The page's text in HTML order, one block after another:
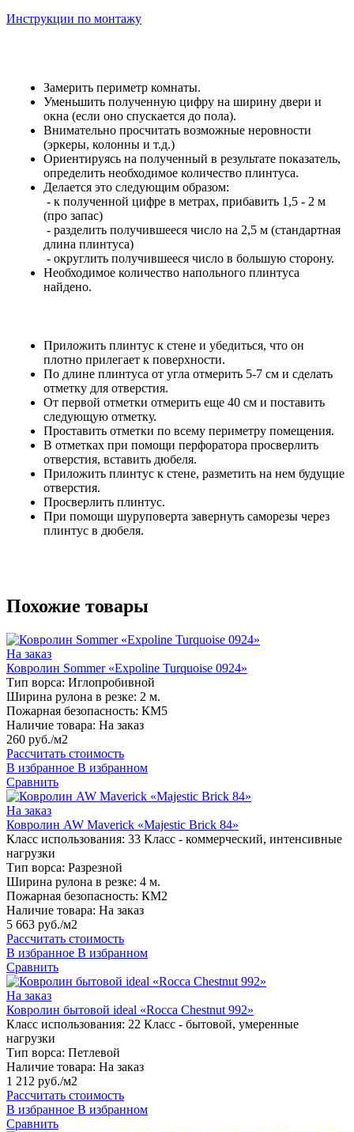
Инструкции по монтажу
Замерить периметр комнаты.
Уменьшить полученную цифру на ширину двери и
окна (если оно спускается до пола).
Внимательно просчитать возможные неровности
(эркеры, колонны и т.д.)
Ориентируясь на полученный в результате показатель,
определить необходимое количество плинтуса.
Делается это следующим образом:
- к полученной цифре в метрах, прибавить 1,5 - 2 м
(про запас)
- разделить получившееся число на 2,5 м (стандартная
длина плинтуса)
- округлить получившееся число в большую сторону.
Необходимое количество напольного плинтуса
найдено.
Приложить плинтус к стене и убедиться, что он
плотно прилегает к поверхности.
По длине плинтуса от угла отмерить 5-7 см и сделать
отметку для отверстия.
От первой отметки отмерить еще 40 см и поставить
следующую отметку.
Проставить отметки по всему периметру помещения.
В отметках при помощи перфоратора просверлить
отверстия, вставить дюбеля.
Приложить плинтус к стене, разметить на нем будущие
отверстия.
Просверлить плинтус.
При помощи шуруповерта завернуть саморезы через
плинтус в дюбеля.
Похожие товары
На заказ
Ковролин Sommer «Expoline Turquoise 0924»
Тип ворса: Иглопробивной
Ширина рулона в резке: 2 м.
Пожарная безопасность: КМ5
Наличие товара: На заказ
260 руб./м2
Рассчитать стоимость
В избранное В избранном
Сравнить
На заказ
Ковролин AW Maverick «Majestic Brick 84»
Класс использования: 33 Класс - коммерческий, интенсивные
нагрузки
Тип ворса: Разрезной
Ширина рулона в резке: 4 м.
Пожарная безопасность: КМ2
Наличие товара: На заказ
5 663 руб./м2
Рассчитать стоимость
В избранное В избранном
Сравнить
На заказ
Ковролин бытовой ideal «Rocca Chestnut 992»
Класс использования: 22 Класс - бытовой, умеренные
нагрузки
Тип ворса: Петлевой
Наличие товара: На заказ
1 212 руб./м2
Рассчитать стоимость
В избранное В избранном
Сравнить